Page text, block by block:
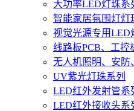
大功率LED灯珠系
智能家居氛围灯灯
视觉光源专用LED
线路板PCB、工控
无人机照明、安防
UV紫光灯珠系列
LED红外发射管系
LED红外接收头系